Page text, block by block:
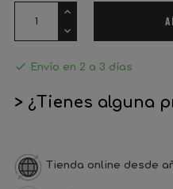
 Envío en 2 a 3 días
> ¿Tienes alguna
Tienda online desde